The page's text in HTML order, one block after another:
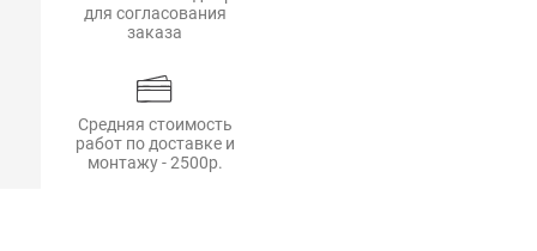
для согласования
заказа
Средняя стоимость
работ по доставке и
монтажу - 2500р.